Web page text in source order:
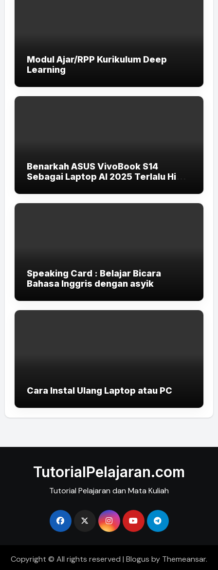
Modul Ajar/RPP Kurikulum Deep
Learning
Benarkah ASUS VivoBook S14
Sebagai Laptop AI 2025 Terlalu High-
Speaking Card : Belajar Bicara
Bahasa Inggris dengan asyik
Cara Instal Ulang Laptop atau PC
TutorialPelajaran.com
Tutorial Pelajaran dan Mata Kuliah
Copyright © All rights reserved | Blogus by Themeansar.